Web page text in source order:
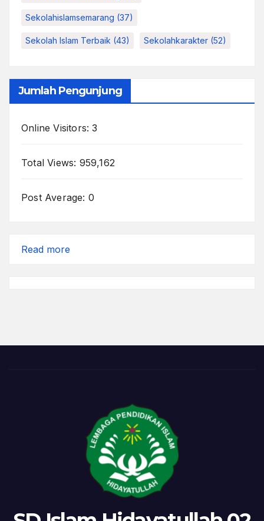
Sekolahislamsemarang (37)
Sekolah Islam Terbaik (43) Sekolahkarakter (52)
Jumlah Pengunjung
Online Visitors:3
Total Views: 959,162
Post Average: 0
Read more